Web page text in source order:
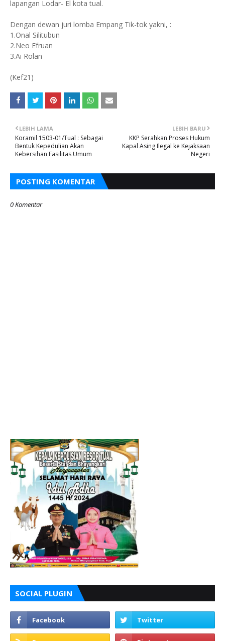
lapangan Lodar- El kota tual.
Dengan dewan juri lomba Empang Tik-tok yakni, :
1.Onal Silitubun
2.Neo Efruan
3.Ai Rolan
(Kef21)
LEBIH BARU
KKP Serahkan Proses Hukum
Kapal Asing Ilegal ke Kejaksaan
Negeri
LEBIH LAMA
Koramil 1503-01/Tual : Sebagai
Bentuk Kepedulian Akan
Kebersihan Fasilitas Umum
POSTING KOMENTAR
0 Komentar
SOCIAL PLUGIN